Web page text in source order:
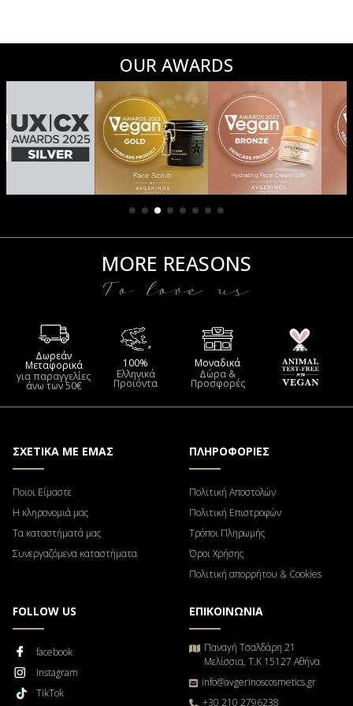
OUR AWARDS
MORE REASONS
To love us
Δωρεάν
Μεταφορικά
για παραγγελίες
άνω των 50€
100%
Ελληνικά
Προιόντα
Μοναδικά
Δώρα &
Προσφορές
ΣΧΕΤΙΚΑ ΜΕ ΕΜΑΣ
Ποιοι Είμαστε
Η κληρονομιά μας
Τα καταστήματά μας
Συνεργαζόμενα καταστήματα
ΠΛΗΡΟΦΟΡΙΕΣ
Πολιτική Αποστολών
Πολιτική Επιστροφών
Τρόποι Πληρωμής
Όροι Χρήσης
Πολιτική απορρήτου & Cookies
FOLLOW US
facebook
Instagram
TikTok
ΕΠΙΚΟΙΝΩΝΙΑ
Παναγή Τσαλδάρη 21
Μελίσσια, Τ.Κ 15127 Αθήνα
info@avgerinoscosmetics.gr
+30 210 2796238